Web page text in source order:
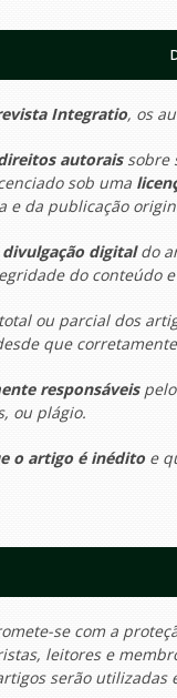
Integratio, os
autoraissobre
sob uma
e da publicação
digitaldo
do conteúdo
ou parcial dos
que
responsáveispelo
ou plágio.
o artigo é inéditoe
se com a
leitores e
serão